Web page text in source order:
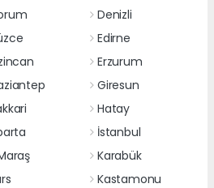
Denizli
Edirne
Erzurum
Giresun
Hatay
İstanbul
Karabük
Kastamonu